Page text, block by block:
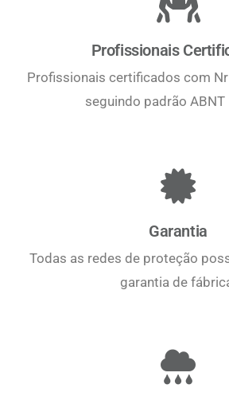
Profissionais
Profissionais certificados com
seguindo padrão
Garantia
Todas as redes de proteção
garantia de